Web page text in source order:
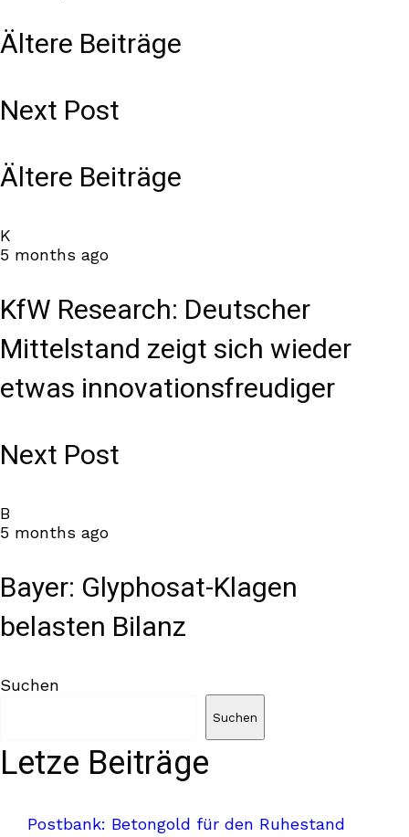
Ältere Beiträge
Next Post
Ältere Beiträge
K
5 months ago
KfW Research: Deutscher
Mittelstand zeigt sich wieder
etwas innovationsfreudiger
Next Post
B
5 months ago
Bayer: Glyphosat-Klagen
belasten Bilanz
Suchen
Suchen
Letze Beiträge
Postbank: Betongold für den Ruhestand